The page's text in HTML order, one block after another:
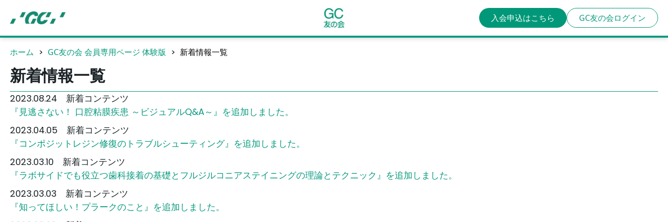
main
content
入会申込はこちら GC友の会ログイン
ホーム GC友の会 会員専用ページ 体験版 新着情報一覧
新着情報一覧
2023.08.24 新着コンテンツ
『見逃さない！ 口腔粘膜疾患 ～ビジュアルQ&A～』を追加しました。
2023.04.05 新着コンテンツ
『コンポジットレジン修復のトラブルシューティング』を追加しました。
2023.03.10 新着コンテンツ
『ラボサイドでも役立つ歯科接着の基礎とフルジルコニアステイニングの理論とテクニック』を追加しました。
2023.03.03 新着コンテンツ
『知ってほしい！プラークのこと』を追加しました。